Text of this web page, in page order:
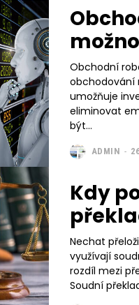
Obchodní
obchodování
umožňuje
eliminovat
být...
ADMIN -
Kdy
Nechat
využívají
rozdíl mezi
Soudní